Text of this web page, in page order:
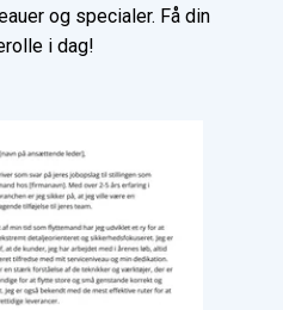
og specialer. Få din
i dag!